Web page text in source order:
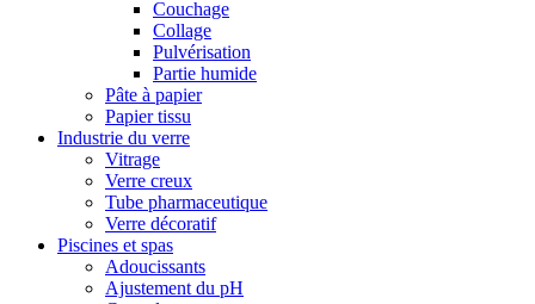
Couchage
Collage
Pulvérisation
Partie humide
Pâte à papier
Papier tissu
Industrie du verre
Vitrage
Verre creux
Tube pharmaceutique
Verre décoratif
Piscines et spas
Adoucissants
Ajustement du pH